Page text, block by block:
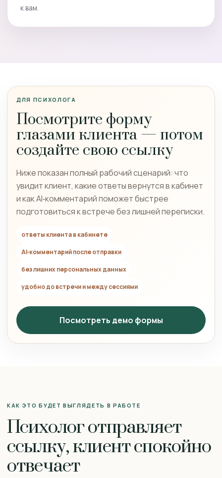
к вам.
ДЛЯ ПСИХОЛОГА
Посмотрите форму
глазами клиента — потом
создайте свою ссылку
Ниже показан полный рабочий сценарий: что
увидит клиент, какие ответы вернутся в кабинет
и как AI‑комментарий поможет быстрее
подготовиться к встрече без лишней переписки.
ответы клиента в кабинете
AI‑комментарий после отправки
без лишних персональных данных
удобно до встречи и между сессиями
Посмотреть демо формы
КАК ЭТО БУДЕТ ВЫГЛЯДЕТЬ В РАБОТЕ
Психолог отправляет
ссылку, клиент спокойно
отвечает